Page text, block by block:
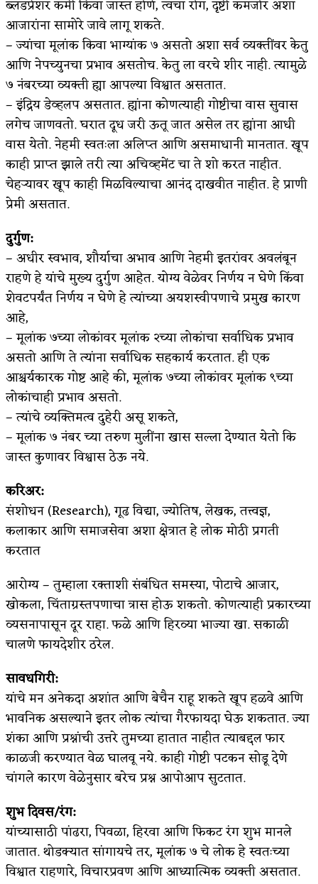
ब्लडप्रेशर कमी किंवा जास्त होणे, त्वचा रोग, दृष्टी कमजोर अशा
आजारांना सामोरे जावे लागू शकते.
– ज्यांचा मूलांक किवा भाग्यांक ७ असतो अशा सर्व व्यक्तींवर केतु
आणि नेपच्युनचा प्रभाव असतोच. केतु ला वरचे शीर नाही. त्यामुळे
७ नंबरच्या व्यक्ती ह्या आपल्या विश्वात असतात.
– इंद्रिय डेव्हलप असतात. ह्यांना कोणत्याही गोष्टीचा वास सुवास
लगेच जाणवतो. घरात दूध जरी ऊतू जात असेल तर ह्यांना आधी
वास येतो. नेहमी स्वतःला अलिप्त आणि असमाधानी मानतात. खूप
काही प्राप्त झाले तरी त्या अचिव्हमेंट चा ते शो करत नाहीत.
चेहऱ्यावर खूप काही मिळविल्याचा आनंद दाखवीत नाहीत. हे प्राणी
प्रेमी असतात.
दुर्गुण:
– अधीर स्वभाव, शौर्याचा अभाव आणि नेहमी इतरांवर अवलंबून
राहणे हे यांचे मुख्य दुर्गुण आहेत. योग्य वेळेवर निर्णय न घेणे किंवा
शेवटपर्यंत निर्णय न घेणे हे त्यांच्या अयशस्वीपणाचे प्रमुख कारण
आहे,
– मूलांक ७च्या लोकांवर मूलांक २च्या लोकांचा सर्वाधिक प्रभाव
असतो आणि ते त्यांना सर्वाधिक सहकार्य करतात. ही एक
आश्चर्यकारक गोष्ट आहे की, मूलांक ७च्या लोकांवर मूलांक ९च्या
लोकांचाही प्रभाव असतो.
– त्यांचे व्यक्तिमत्व दुहेरी असू शकते,
– मूलांक ७ नंबर च्या तरुण मुलींना खास सल्ला देण्यात येतो कि
जास्त कुणावर विश्वास ठेऊ नये.
करिअर:
संशोधन (Research), गूढ विद्या, ज्योतिष, लेखक, तत्त्वज्ञ,
कलाकार आणि समाजसेवा अशा क्षेत्रात हे लोक मोठी प्रगती
करतात
आरोग्य – तुम्हाला रक्ताशी संबंधित समस्या, पोटाचे आजार,
खोकला, चिंताग्रस्तपणाचा त्रास होऊ शकतो. कोणत्याही प्रकारच्या
व्यसनापासून दूर राहा. फळे आणि हिरव्या भाज्या खा. सकाळी
चालणे फायदेशीर ठरेल.
सावधगिरी:
यांचे मन अनेकदा अशांत आणि बेचैन राहू शकते खूप हळवे आणि
भावनिक असल्याने इतर लोक त्यांचा गैरफायदा घेऊ शकतात. ज्या
शंका आणि प्रश्नांची उत्तरे तुमच्या हातात नाहीत त्याबद्दल फार
काळजी करण्यात वेळ घालवू नये. काही गोष्टी पटकन सोडू देणे
चांगले कारण वेळेनुसार बरेच प्रश्न आपोआप सुटतात.
शुभ दिवस/रंग:
यांच्यासाठी पांढरा, पिवळा, हिरवा आणि फिकट रंग शुभ मानले
जातात. थोडक्यात सांगायचे तर, मूलांक ७ चे लोक हे स्वतःच्या
विश्वात राहणारे, विचारप्रवण आणि आध्यात्मिक व्यक्ती असतात.